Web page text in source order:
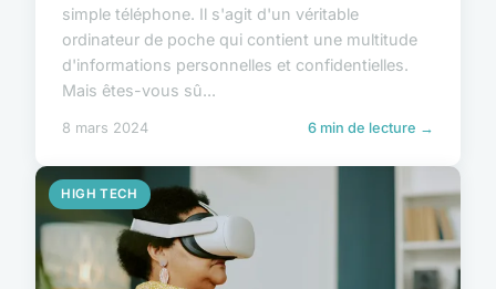
simple téléphone. Il s'agit d'un véritable
ordinateur de poche qui contient une multitude
d'informations personnelles et confidentielles.
Mais êtes-vous sû...
8 mars 2024 6 min de lecture →
HIGH TECH